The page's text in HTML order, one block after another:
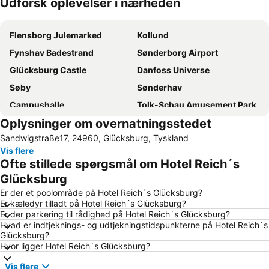
Udvid kort
Udforsk oplevelser i nærheden
Flensborg Julemarked
Kollund
Fynshav Badestrand
Sønderborg Airport
Glücksburg Castle
Danfoss Universe
Søby
Sønderhav
Campushalle
Tolk-Schau Amusement Park
Genner
Soenderborg Badestrand
Museum Sønderjylland - Kunstmuseet i Tønder
Aabenraa Museum - Sønderjyllands Søfartsmuseum
Vojens Airport
Kelstrup
Vemmingbund Badestrand
Ostsee-Info-Center
Norgaardholz
Sum Sum
Rømø-Sylt Linie
Wikingermuseum Haithabu
Yachthafen Wackerballig
Naturschutzgebiet Geltinger Birk
Golfanlage an der Schlei
Oplysninger om overnatningsstedet
Sandwigstraße17, 24960, Glücksburg, Tyskland
Vis flere
Ofte stillede spørgsmål om Hotel Reich´s
Glücksburg
Er der et poolområde på Hotel Reich´s Glücksburg?
Er kæledyr tilladt på Hotel Reich´s Glücksburg?
Er der parkering til rådighed på Hotel Reich´s Glücksburg?
Hvad er indtjeknings- og udtjekningstidspunkterne på Hotel Reich´s
Glücksburg?
Hvor ligger Hotel Reich´s Glücksburg?
Vis flere